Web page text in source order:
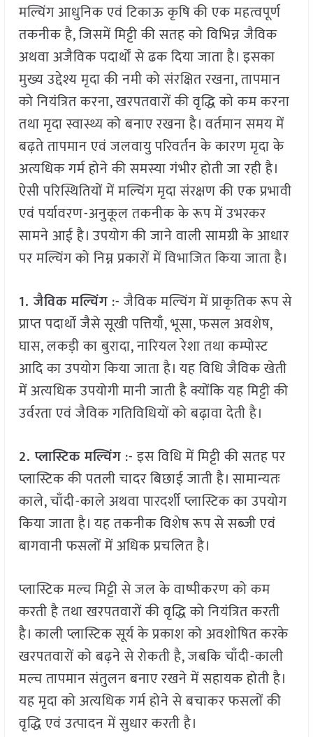
मल्चिंग आधुनिक एवं टिकाऊ कृषि की एक महत्वपूर्ण
तकनीक है, जिसमें मिट्टी की सतह को विभिन्न जैविक
अथवा अजैविक पदार्थों से ढक दिया जाता है। इसका
मुख्य उद्देश्य मृदा की नमी को संरक्षित रखना, तापमान
को नियंत्रित करना, खरपतवारों की वृद्धि को कम करना
तथा मृदा स्वास्थ्य को बनाए रखना है। वर्तमान समय में
बढ़ते तापमान एवं जलवायु परिवर्तन के कारण मृदा के
अत्यधिक गर्म होने की समस्या गंभीर होती जा रही है।
ऐसी परिस्थितियों में मल्चिंग मृदा संरक्षण की एक प्रभावी
एवं पर्यावरण-अनुकूल तकनीक के रूप में उभरकर
सामने आई है। उपयोग की जाने वाली सामग्री के आधार
पर मल्चिंग को निम्न प्रकारों में विभाजित किया जाता है।
1. जैविक मल्चिंग :- जैविक मल्चिंग में प्राकृतिक रूप से
प्राप्त पदार्थों जैसे सूखी पत्तियाँ, भूसा, फसल अवशेष,
घास, लकड़ी का बुरादा, नारियल रेशा तथा कम्पोस्ट
आदि का उपयोग किया जाता है। यह विधि जैविक खेती
में अत्यधिक उपयोगी मानी जाती है क्योंकि यह मिट्टी की
उर्वरता एवं जैविक गतिविधियों को बढ़ावा देती है।
2. प्लास्टिक मल्चिंग :- इस विधि में मिट्टी की सतह पर
प्लास्टिक की पतली चादर बिछाई जाती है। सामान्यतः
काले, चाँदी-काले अथवा पारदर्शी प्लास्टिक का उपयोग
किया जाता है। यह तकनीक विशेष रूप से सब्जी एवं
बागवानी फसलों में अधिक प्रचलित है।
प्लास्टिक मल्च मिट्टी से जल के वाष्पीकरण को कम
करती है तथा खरपतवारों की वृद्धि को नियंत्रित करती
है। काली प्लास्टिक सूर्य के प्रकाश को अवशोषित करके
खरपतवारों को बढ़ने से रोकती है, जबकि चाँदी-काली
मल्च तापमान संतुलन बनाए रखने में सहायक होती है।
यह मृदा को अत्यधिक गर्म होने से बचाकर फसलों की
वृद्धि एवं उत्पादन में सुधार करती है।